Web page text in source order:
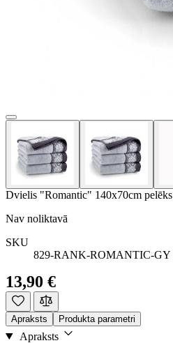
Dvielis "Romantic" 140x70cm pelēks
Nav noliktavā
SKU
829-RANK-ROMANTIC-GY
13,90 €
Apraksts Produkta parametri
Apraksts